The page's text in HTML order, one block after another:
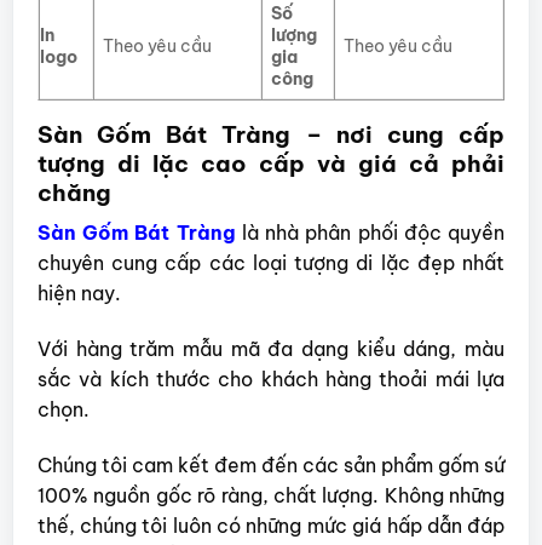
In
logo
Theo yêu cầu
Số
lượng
gia
công
Theo yêu cầu
Sàn Gốm Bát Tràng – nơi cung cấp
tượng di lặc cao cấp và giá cả phải
chăng
Sàn Gốm Bát Tràng là nhà phân phối độc quyền
chuyên cung cấp các loại tượng di lặc đẹp nhất
hiện nay.
Với hàng trăm mẫu mã đa dạng kiểu dáng, màu
sắc và kích thước cho khách hàng thoải mái lựa
chọn.
Chúng tôi cam kết đem đến các sản phẩm gốm sứ
100% nguồn gốc rõ ràng, chất lượng. Không những
thế, chúng tôi luôn có những mức giá hấp dẫn đáp